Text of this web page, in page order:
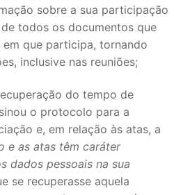
sobre a sua participação
todos os documentos que
que participa, tornando
inclusive nas reuniões;
do tempo de
o protocolo para a
e, em relação às atas, a
e as atas têm caráter
dados pessoais na sua
se recuperasse aquela